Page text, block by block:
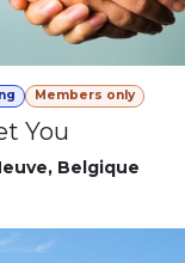
Members only
You
, Belgique